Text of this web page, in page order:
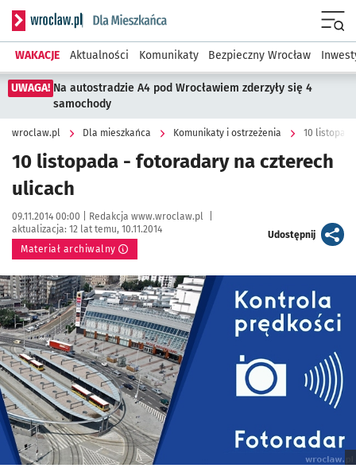
Serwis informacyjny wroclaw.pl podserwis: Dla mieszkańca
WAKACJE Aktualności Komunikaty Bezpieczny Wrocław
UWAGA! Na autostradzie A4 pod Wrocławiem zderzyły się 4
samochody
wroclaw.pl Dla mieszkańca Komunikaty i ostrzeżenia 10
10 listopada - fotoradary na czterech
ulicach
Data publikacji:
09.11.2014 00:00 | Autor:
Redakcja www.wroclaw.pl
aktualizacja: 12 lat temu, 10.11.2014
Materiał archiwalny
Udostępnijartykuł
Kliknij, aby powiększyć